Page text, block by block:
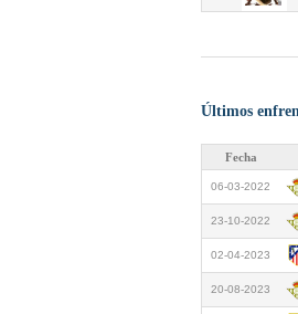
Últimos
Fecha
06-03-2022
23-10-2022
02-04-2023
20-08-2023